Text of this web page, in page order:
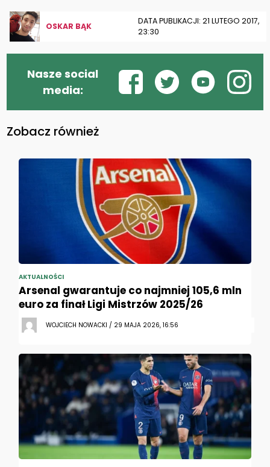
OSKAR BĄK
DATA PUBLIKACJI: 21 LUTEGO 2017,
23:30
Nasze social
media:
Zobacz również
AKTUALNOŚCI
Arsenal gwarantuje co najmniej 105,6 mln
euro za finał Ligi Mistrzów 2025/26
WOJCIECH NOWACKI / 29 MAJA 2026, 16:56